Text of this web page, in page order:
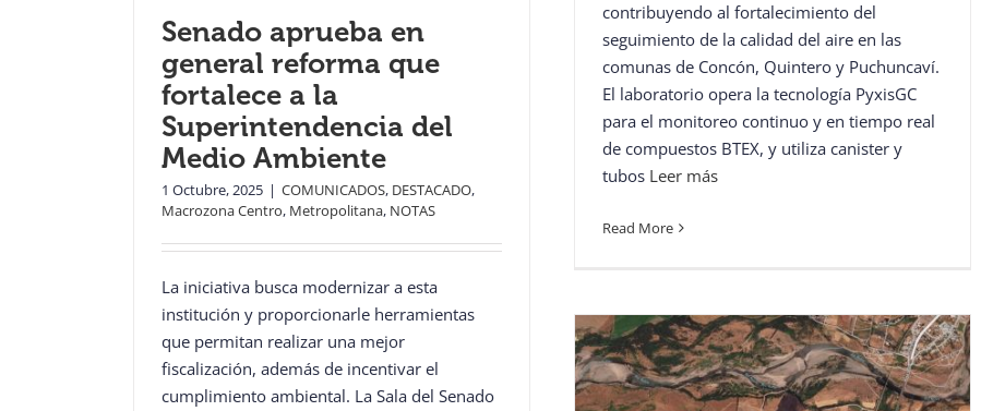
contribuyendo al fortalecimiento del
seguimiento de la calidad del aire en las
comunas de Concón, Quintero y Puchuncaví.
El laboratorio opera la tecnología PyxisGC
para el monitoreo continuo y en tiempo real
de compuestos BTEX, y utiliza canister y
tubos Leer más
Read More
Senado aprueba en
general reforma que
fortalece a la
Superintendencia del
Medio Ambiente
1 Octubre, 2025 | COMUNICADOS, DESTACADO,
Macrozona Centro, Metropolitana, NOTAS
La iniciativa busca modernizar a esta
institución y proporcionarle herramientas
que permitan realizar una mejor
fiscalización, además de incentivar el
cumplimiento ambiental. La Sala del Senado